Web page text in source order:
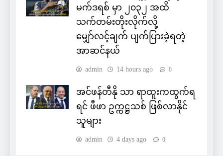
မက်ဒရစ် မှာ ၂၀၃၂ အထိ
သက်တမ်းတိုးလိုက်လို့
မျှော်လင့်ချက် ပျက်ပြားခဲ့ရတဲ့
အာဆင်နယ်
admin 14 hours ago 0
အင်ဖန်တီနို သာ ရာထူးကထွက်ရ
ရင် ဖီဖာ ဥက္ကဋ္ဌသစ် ဖြစ်လာနိုင်
သူများ
admin 4 days ago 0